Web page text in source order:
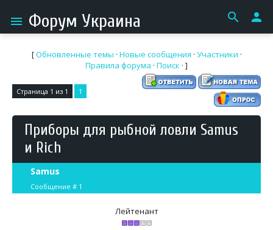
menu Форум Украина search person
[Обновленные темы · Новые сообщения · Участники ·
Правила форума · Поиск · ]
Страница 1 из 1 1
Приборы для рыбной ловли Samus
и Rich
Samus
Сообщение # 1
Лейтенант